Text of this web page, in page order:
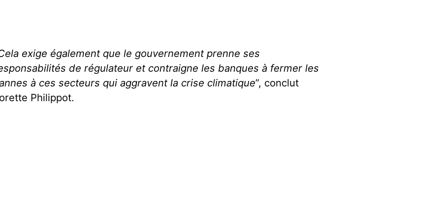
exige également que le gouvernement prenne ses
de régulateur et contraigne les banques à fermer les
à ces secteurs qui aggravent la crise climatique”, conclut
Philippot.